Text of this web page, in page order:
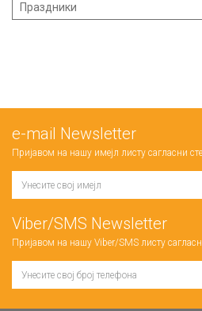
Праздники
е-mail Newsletter
Пријавом на нашу имејл листу сагласни
Viber/SMS Newsletter
Пријавом на нашу Viber/SMS листу